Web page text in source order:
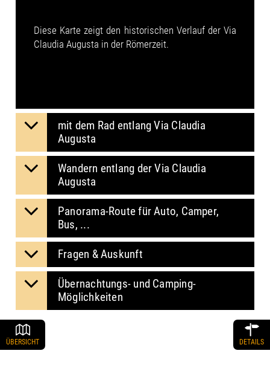
Diese Karte zeigt den historischen Verlauf der Via
Claudia Augusta in der Römerzeit.
mit dem Rad entlang Via Claudia
Augusta
Wandern entlang der Via Claudia
Augusta
Panorama-Route für Auto, Camper,
Bus, ...
Fragen & Auskunft
Übernachtungs- und Camping-
Möglichkeiten
ÜBERSICHT DETAILS